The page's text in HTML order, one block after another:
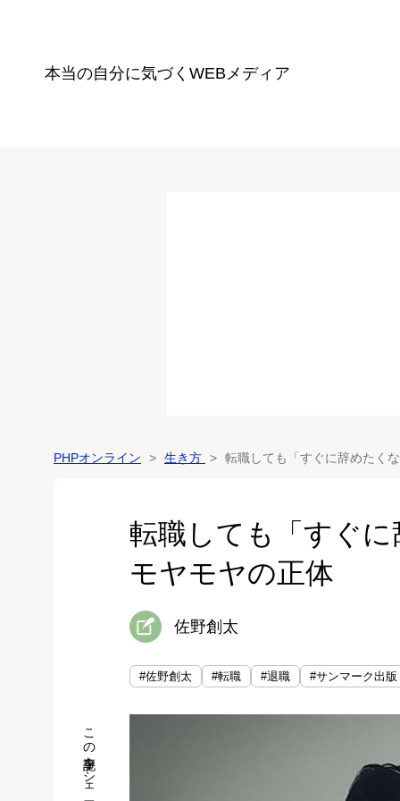
本当の自分に気づく WEBメディア
PHPオンライン 生き方 転職しても「すぐに辞めたく
転職しても「すぐ
モヤモヤの正体
佐野創太
#佐野創太 #転職 #退職 #サンマーク出版
この記事をシェア